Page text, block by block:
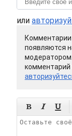
или
появляются
комментарий
  